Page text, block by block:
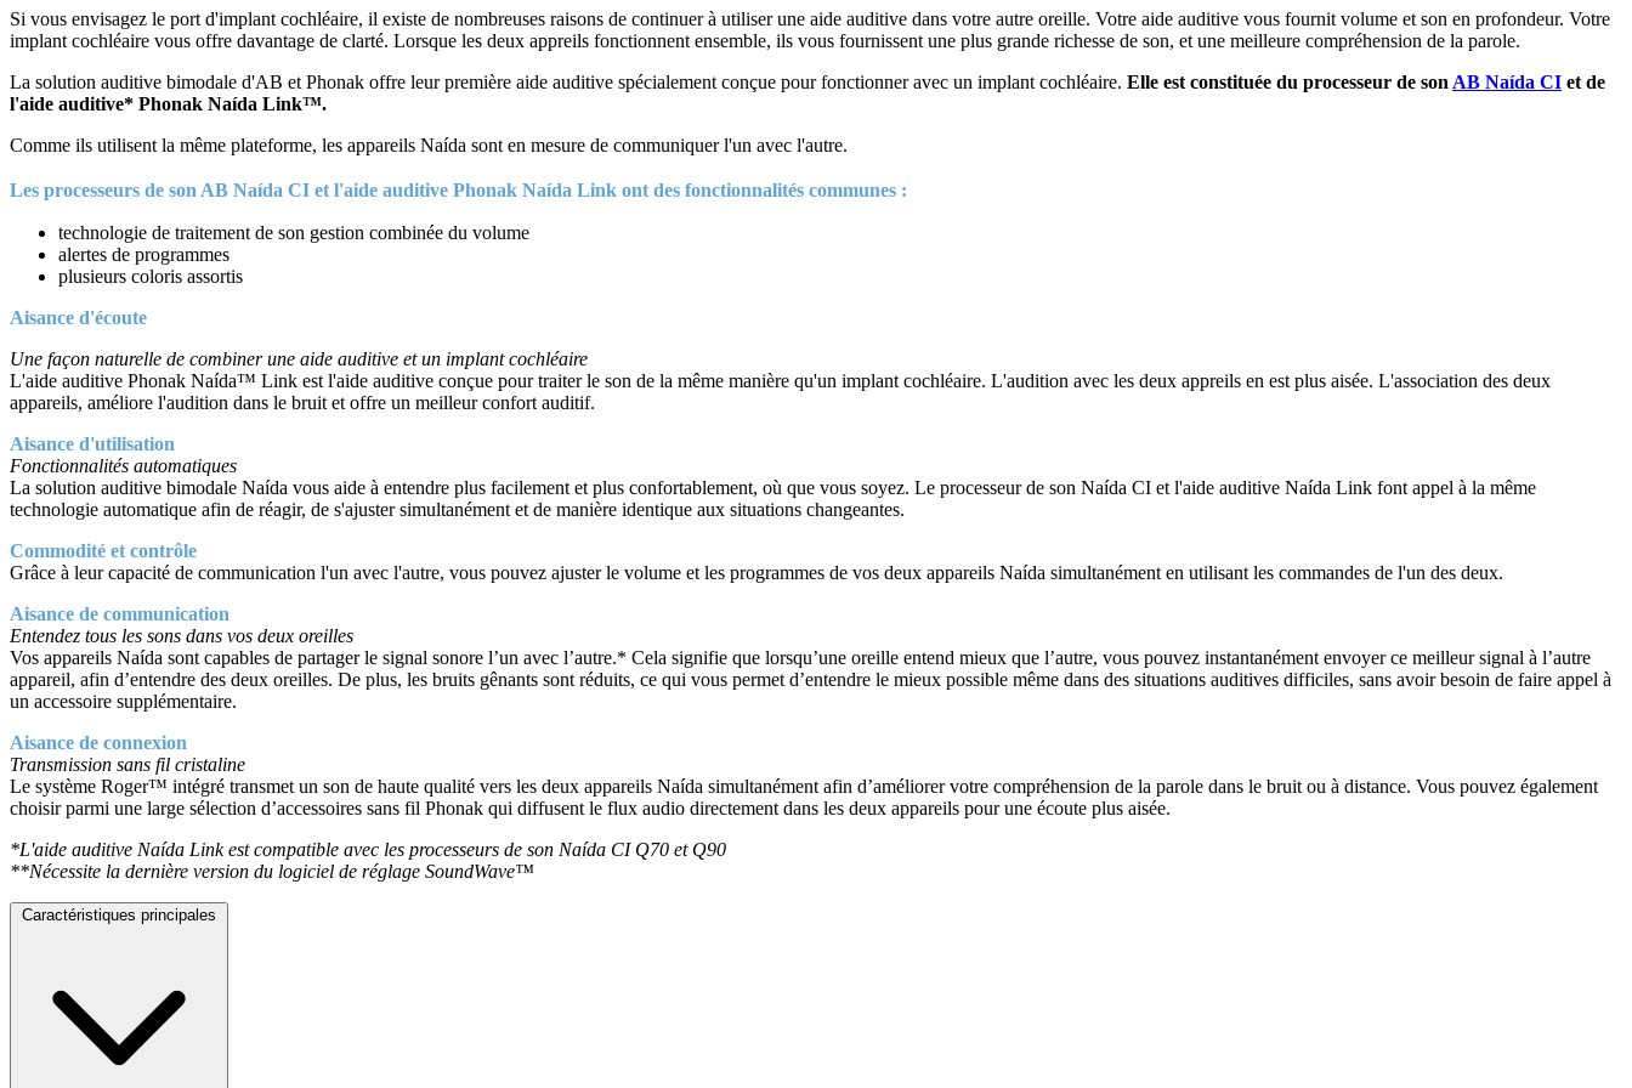
Si vous envisagez le port d'implant cochléaire, il existe de nombreuses raisons de continuer à utiliser une aide auditive dans votre autre oreille. Votre aide auditive vous fournit volume et son en profondeur. Votre
implant cochléaire vous offre davantage de clarté. Lorsque les deux appreils fonctionnent ensemble, ils vous fournissent une plus grande richesse de son, et une meilleure compréhension de la parole.
La solution auditive bimodale d'AB et Phonak offre leur première aide auditive spécialement conçue pour fonctionner avec un implant cochléaire. Elle est constituée du processeur de son AB Naída CI et de
l'aide auditive* Phonak Naída Link™.
Comme ils utilisent la même plateforme, les appareils Naída sont en mesure de communiquer l'un avec l'autre.
Les processeurs de son AB Naída CI et l'aide auditive Phonak Naída Link ont des fonctionnalités communes :
technologie de traitement de son gestion combinée du volume
alertes de programmes
plusieurs coloris assortis
Aisance d'écoute
Une façon naturelle de combiner une aide auditive et un implant cochléaire
L'aide auditive Phonak Naída™ Link est l'aide auditive conçue pour traiter le son de la même manière qu'un implant cochléaire. L'audition avec les deux appreils en est plus aisée. L'association des deux
appareils, améliore l'audition dans le bruit et offre un meilleur confort auditif.
Aisance d'utilisation
Fonctionnalités automatiques
La solution auditive bimodale Naída vous aide à entendre plus facilement et plus confortablement, où que vous soyez. Le processeur de son Naída CI et l'aide auditive Naída Link font appel à la même
technologie automatique afin de réagir, de s'ajuster simultanément et de manière identique aux situations changeantes.
Commodité et contrôle
Grâce à leur capacité de communication l'un avec l'autre, vous pouvez ajuster le volume et les programmes de vos deux appareils Naída simultanément en utilisant les commandes de l'un des deux.
Aisance de communication
Entendez tous les sons dans vos deux oreilles
Vos appareils Naída sont capables de partager le signal sonore l’un avec l’autre.* Cela signifie que lorsqu’une oreille entend mieux que l’autre, vous pouvez instantanément envoyer ce meilleur signal à l’autre
appareil, afin d’entendre des deux oreilles. De plus, les bruits gênants sont réduits, ce qui vous permet d’entendre le mieux possible même dans des situations auditives difficiles, sans avoir besoin de faire appel à
un accessoire supplémentaire.
Aisance de connexion
Transmission sans fil cristaline
Le système Roger™ intégré transmet un son de haute qualité vers les deux appareils Naída simultanément afin d’améliorer votre compréhension de la parole dans le bruit ou à distance. Vous pouvez également
choisir parmi une large sélection d’accessoires sans fil Phonak qui diffusent le flux audio directement dans les deux appareils pour une écoute plus aisée.
*L'aide auditive Naída Link est compatible avec les processeurs de son Naída CI Q70 et Q90
**Nécessite la dernière version du logiciel de réglage SoundWave™
Caractéristiques principales